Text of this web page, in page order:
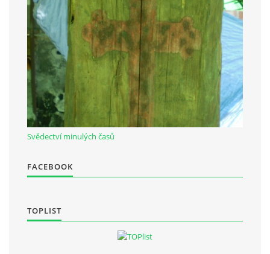
Občanská vzdělávací jednota "Komenský" v Choceradech z.s.
Chocerady 4
257 24 Chocerady
IČ: 498 28 614
Kontaktní osoba:
Mgr. Miroslava Cinkeisová
723 967 851
Svědectví minulých časů
FACEBOOK
TOPLIST